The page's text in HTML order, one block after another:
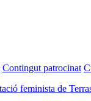
Contingut patrocinat